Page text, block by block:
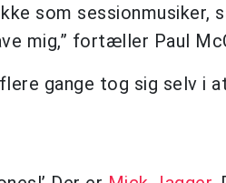
som sessionmusiker,
mig,” fortæller Paul
gange tog sig selv i